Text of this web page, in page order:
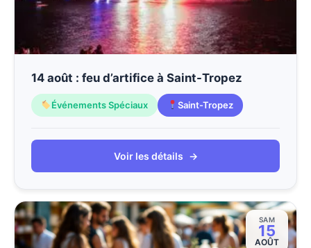
14 août : feu d’artifice à Saint-Tropez
Événements Spéciaux Saint-Tropez
Voir les détails →
SAM
15
AOÛT